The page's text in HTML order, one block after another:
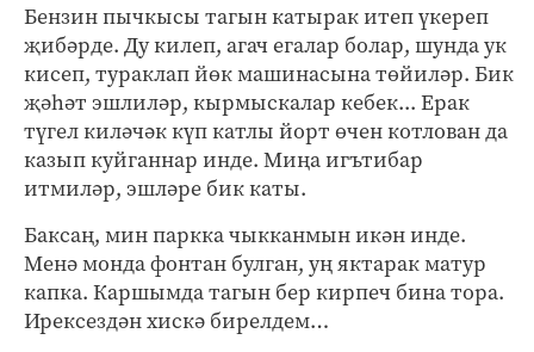
Бензин пычкысы тагын катырак итеп үкереп
җибәрде. Ду килеп, агач егалар болар, шунда ук
кисеп, тураклап йөк машинасына төйиләр. Бик
җәһәт эшлиләр, кырмыскалар кебек... Ерак
түгел киләчәк күп катлы йорт өчен котлован да
казып куйганнар инде. Миңа игътибар
итмиләр, эшләре бик каты.
Баксаң, мин паркка чыкканмын икән инде.
Менә монда фонтан булган, уң яктарак матур
капка. Каршымда тагын бер кирпеч бина тора.
Ирексездән хискә бирелдем…